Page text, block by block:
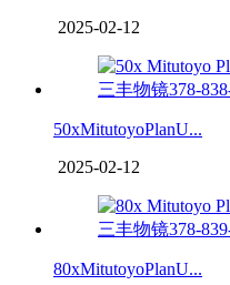
2025-02-12
50xMitutoyoPlanU...
2025-02-12
80xMitutoyoPlanU...